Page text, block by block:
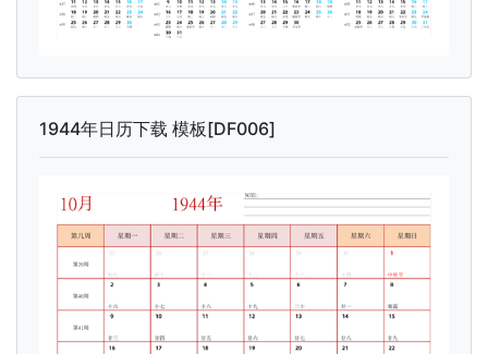
1944年日历下载 模板[DF006]